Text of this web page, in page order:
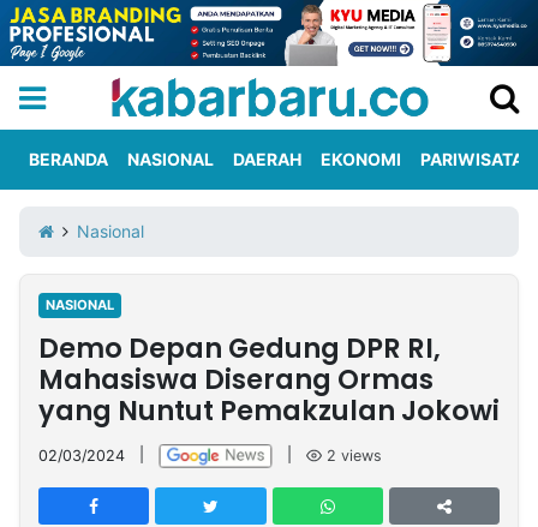
Iklan
Berita
Kami
Nasional
International
Olahraga
Entertainment
Daerah
Pariwisata
Kuliner
Kolom
Network
PT
TREETAN
BERANDA NASIONAL DAERAH EKONOMI PARIWISATA
Nasional
NASIONAL
Demo Depan Gedung DPR RI,
Mahasiswa Diserang Ormas
yang Nuntut Pemakzulan Jokowi
02/03/2024 2 views